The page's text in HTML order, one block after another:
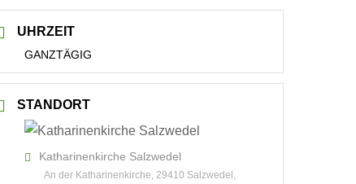
UHRZEIT
GANZTÄGIG
STANDORT
Katharinenkirche Salzwedel
An der Katharinenkirche, 29410 Salzwedel,